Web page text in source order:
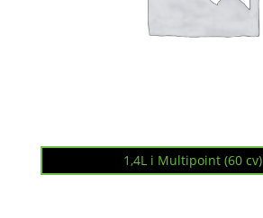
1,4L i Multipoint (60 cv)